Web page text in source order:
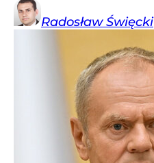
Radosław Święcki